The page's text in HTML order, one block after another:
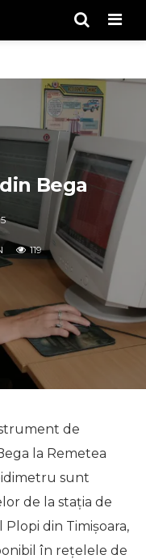
Bega
119
de
la Remetea
sunt
de la stația de
din Timișoara,
în rețelele de